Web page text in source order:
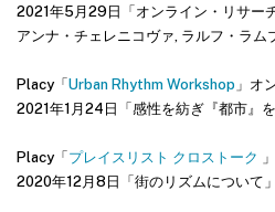
2021年5月29日「オンライン・リサー
アンナ・チェレニコヴァ, ラルフ・ラム
Placy「Urban Rhythm Workshop 」オ
2021年1月24日「感性を紡ぎ『都市』
Placy「プレイスリスト クロストーク
2020年12月8日「街のリズムについて